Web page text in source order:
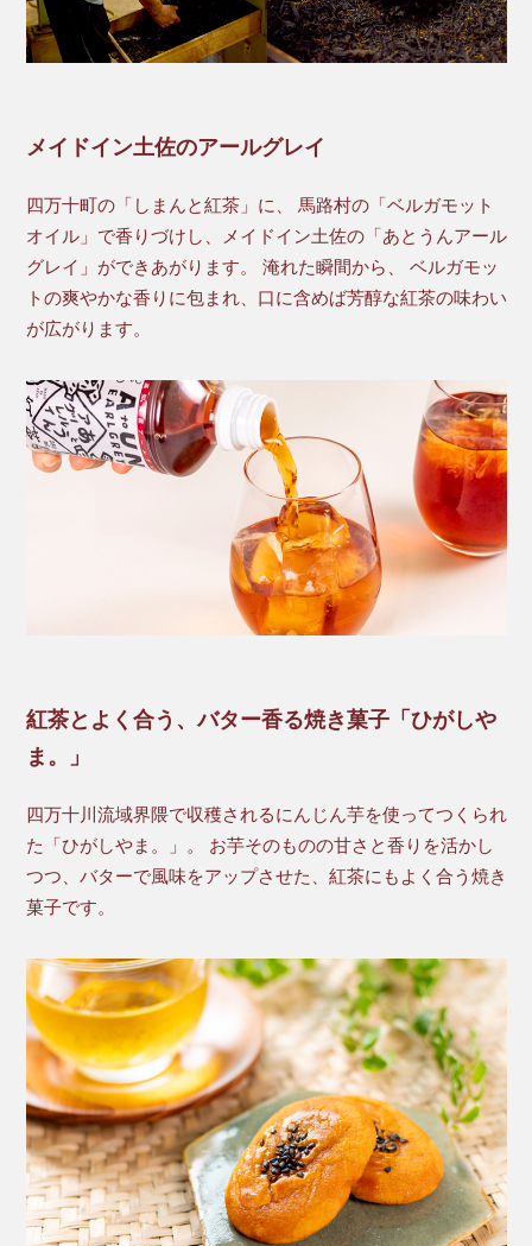
メイドイン土佐のアールグレイ
四万十町の「しまんと紅茶」に、 馬路村の「ベルガモット
オイル」で香りづけし、メイドイン土佐の「あとうんアール
グレイ」ができあがります。 淹れた瞬間から、 ベルガモッ
トの爽やかな香りに包まれ、口に含めば芳醇な紅茶の味わい
が広がります。
紅茶とよく合う、バター香る焼き菓子「ひがしや
ま。」
四万十川流域界隈で収穫されるにんじん芋を使ってつくられ
た「ひがしやま。」。 お芋そのものの甘さと香りを活かし
つつ、バターで風味をアップさせた、紅茶にもよく合う焼き
菓子です。